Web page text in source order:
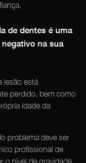
de dentes é uma
na sua
lesão está
perdido, bem como
idade da
problema deve ser
profissional de
o nível de gravidade